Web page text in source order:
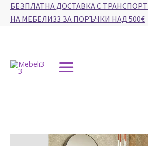
SkipБЕЗПЛАТНА ДОСТАВКА С ТРАНСПОРТ
НА МЕБЕЛИ33 ЗА ПОРЪЧКИ НАД 500€